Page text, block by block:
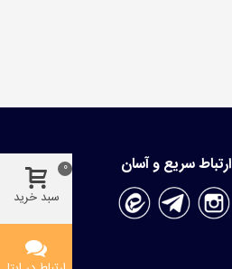
ارتباط سریع و آسان
سبد خرید
0